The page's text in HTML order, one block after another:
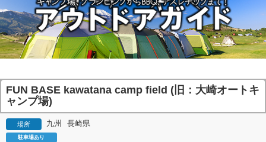
FUN BASE kawatana camp field (旧：大崎オートキ
ャンプ場)
場所 九州 長崎県
駐車場あり